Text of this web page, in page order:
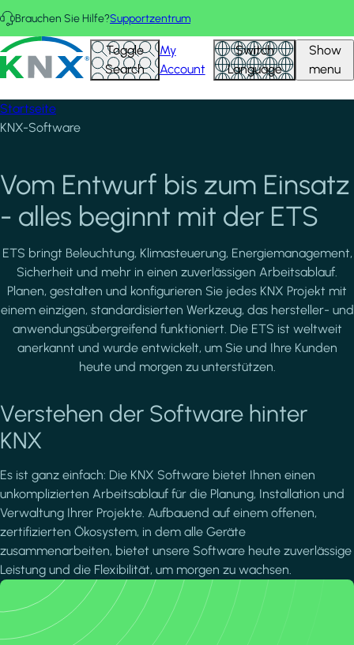
Direkt zum Inhalt
Brauchen Sie Hilfe?Supportzentrum
KNX - Homepage Toggle
Search
My
Account
Switch
Language
Show
menu
Startseite
KNX-Software
Vom Entwurf bis zum Einsatz
- alles beginnt mit der ETS
ETS bringt Beleuchtung, Klimasteuerung, Energiemanagement,
Sicherheit und mehr in einen zuverlässigen Arbeitsablauf.
Planen, gestalten und konfigurieren Sie jedes KNX Projekt mit
einem einzigen, standardisierten Werkzeug, das hersteller- und
anwendungsübergreifend funktioniert. Die ETS ist weltweit
anerkannt und wurde entwickelt, um Sie und Ihre Kunden
heute und morgen zu unterstützen.
Verstehen der Software hinter
KNX
Es ist ganz einfach: Die KNX Software bietet Ihnen einen
unkomplizierten Arbeitsablauf für die Planung, Installation und
Verwaltung Ihrer Projekte. Aufbauend auf einem offenen,
zertifizierten Ökosystem, in dem alle Geräte
zusammenarbeiten, bietet unsere Software heute zuverlässige
Leistung und die Flexibilität, um morgen zu wachsen.